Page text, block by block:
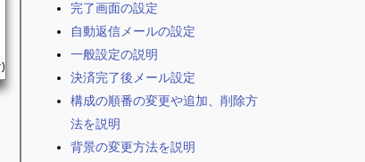
完了画面の設定
自動返信メールの設定
一般設定の説明
決済完了後メール設定
構成の順番の変更や追加、削除方
法を説明
背景の変更方法を説明